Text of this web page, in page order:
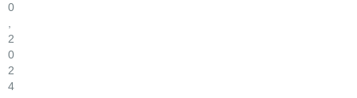
0
2
0
2
4